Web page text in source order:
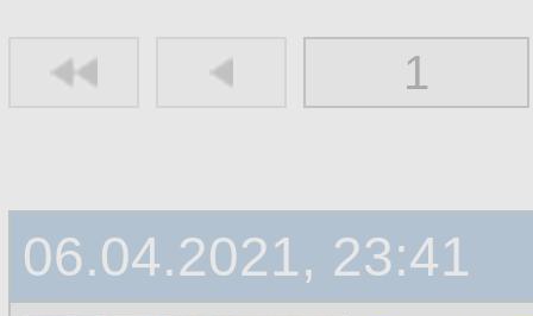
1
06.04.2021, 23:41